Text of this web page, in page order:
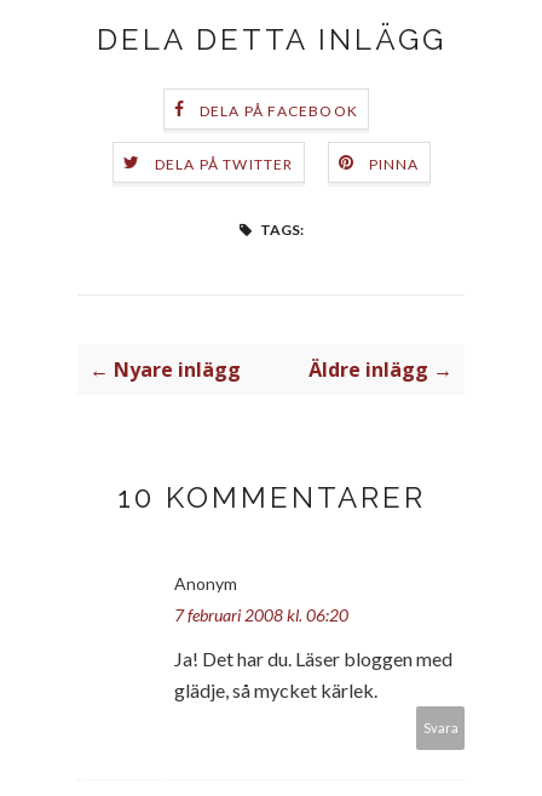
DELA DETTA INLÄGG
DELA PÅ FACEBOOK
DELA PÅ TWITTER PINNA
TAGS:
← Nyare inlägg Äldre inlägg →
10 KOMMENTARER
Anonym
7 februari 2008 kl. 06:20
Ja! Det har du. Läser bloggen med
glädje, så mycket kärlek.
Svara